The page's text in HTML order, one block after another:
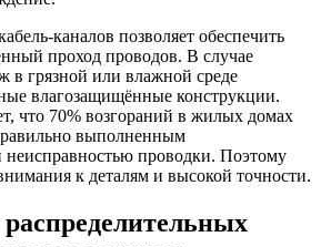
каналов позволяет обеспечить
проход проводов. В случае
в грязной или влажной среде
влагозащищённые конструкции.
что 70% возгораний в жилых домах
выполненным
проводки. Поэтому
к деталям и высокой точности.